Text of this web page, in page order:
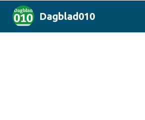
Dagblad010